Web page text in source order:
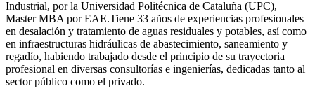
Industrial, por la Universidad Politécnica de Cataluña (UPC),
Master MBA por EAE.Tiene 33 años de experiencias profesionales
en desalación y tratamiento de aguas residuales y potables, así como
en infraestructuras hidráulicas de abastecimiento, saneamiento y
regadío, habiendo trabajado desde el principio de su trayectoria
profesional en diversas consultorías e ingenierías, dedicadas tanto al
sector público como el privado.